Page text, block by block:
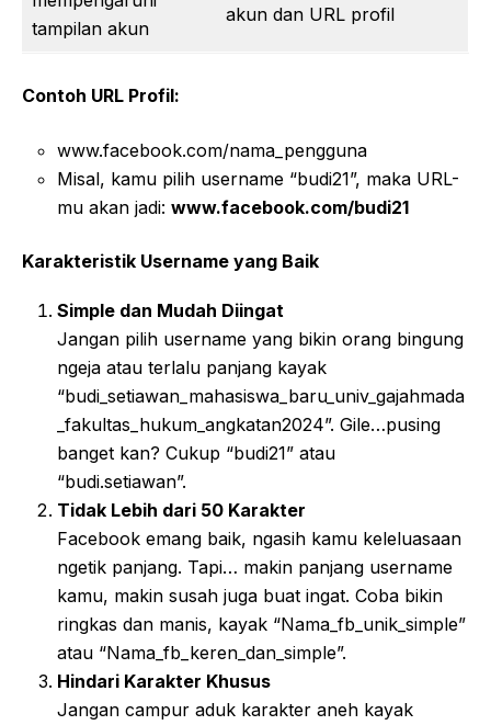
tampilan akun
akun dan URL profil
Contoh URL Profil:
www.facebook.com/nama_pengguna
Misal, kamu pilih username “budi21”, maka URL-
mu akan jadi: www.facebook.com/budi21
Karakteristik Username yang Baik
Simple dan Mudah Diingat
Jangan pilih username yang bikin orang bingung
ngeja atau terlalu panjang kayak
“budi_setiawan_mahasiswa_baru_univ_gajahmada
_fakultas_hukum_angkatan2024”. Gile…pusing
banget kan? Cukup “budi21” atau
“budi.setiawan”.
Tidak Lebih dari 50 Karakter
Facebook emang baik, ngasih kamu keleluasaan
ngetik panjang. Tapi… makin panjang username
kamu, makin susah juga buat ingat. Coba bikin
ringkas dan manis, kayak “Nama_fb_unik_simple”
atau “Nama_fb_keren_dan_simple”.
Hindari Karakter Khusus
Jangan campur aduk karakter aneh kayak